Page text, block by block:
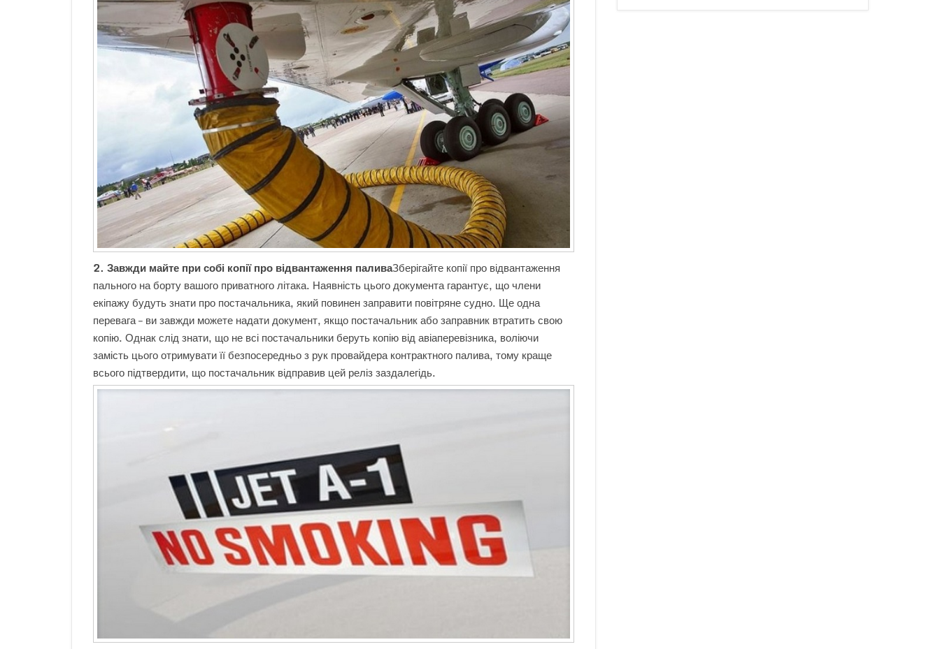
2. Завжди майте при собі копії про відвантаження паливаЗберігайте копії про відвантаження
пального на борту вашого приватного літака. Наявність цього документа гарантує, що члени
екіпажу будуть знати про постачальника, який повинен заправити повітряне судно. Ще одна
перевага – ви завжди можете надати документ, якщо постачальник або заправник втратить свою
копію. Однак слід знати, що не всі постачальники беруть копію від авіаперевізника, воліючи
замість цього отримувати її безпосередньо з рук провайдера контрактного палива, тому краще
всього підтвердити, що постачальник відправив цей реліз заздалегідь.